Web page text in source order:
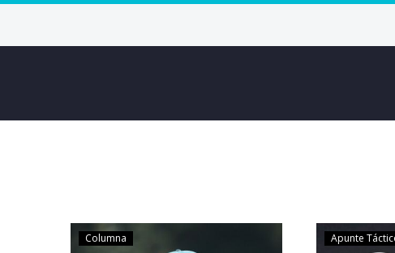
Columna Apunte